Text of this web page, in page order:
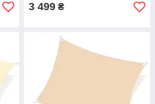
3 499 ₴